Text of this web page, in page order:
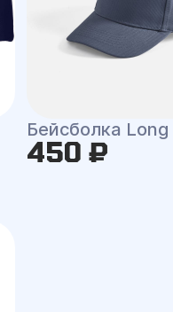
Бейсболка
450 ₽